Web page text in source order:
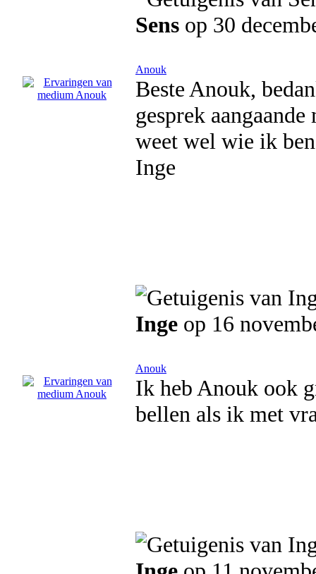
Sens op 30
Anouk
Beste Anouk,
gesprek
weet wel wie ik
Inge
Inge op 16
Anouk
Ik heb Anouk ook
bellen als ik met